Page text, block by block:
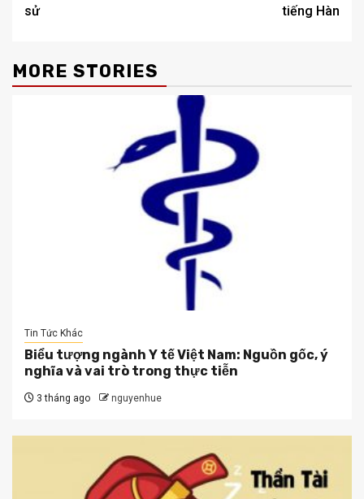
sử
tiếng Hàn
MORE STORIES
Tin Tức Khác
Biểu tượng ngành Y tế Việt Nam: Nguồn gốc, ý
nghĩa và vai trò trong thực tiễn
3 tháng ago nguyenhue